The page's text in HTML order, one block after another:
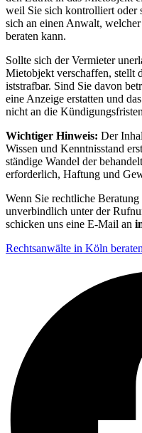
weil Sie sich kontrolliert oder
sich an einen Anwalt,
beraten kann.
Sollte sich der Vermieter
Mietobjekt verschaffen, stellt
iststrafbar. Sind Sie davon
eine Anzeige erstatten und
nicht an die
Wichtiger Hinweis: Der
Wissen und Kenntnisstand
ständige Wandel der
erforderlich, Haftung und
Wenn Sie rechtliche
unverbindlich unter der
schicken uns eine E-Mail an
Rechtsanwälte in Köln